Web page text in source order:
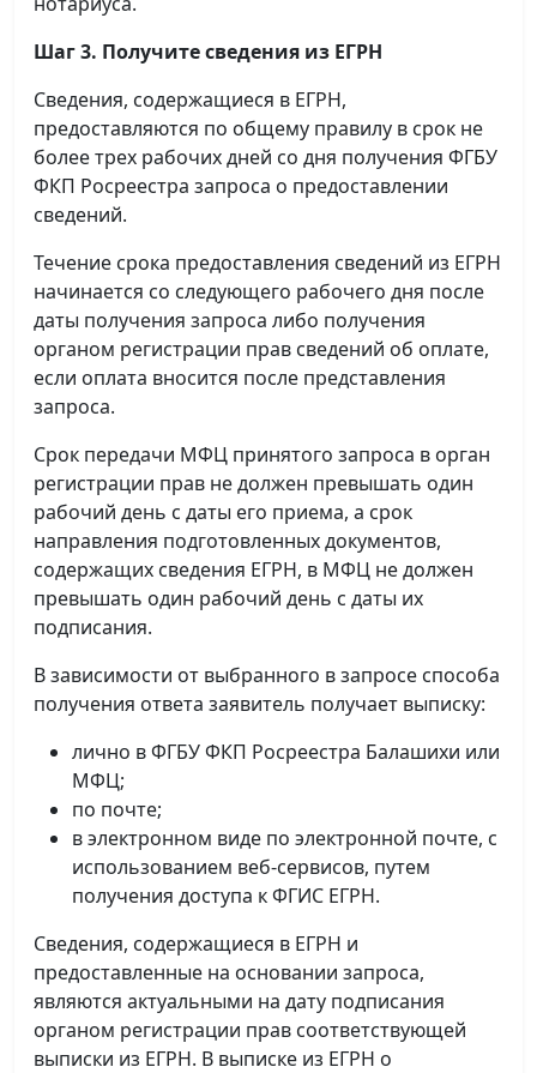
Шаг 3. Получите сведения из ЕГРН
Сведения, содержащиеся в ЕГРН,
предоставляются по общему правилу в срок не
более трех рабочих дней со дня получения ФГБУ
ФКП Росреестра запроса о предоставлении
сведений.
Течение срока предоставления сведений из ЕГРН
начинается со следующего рабочего дня после
даты получения запроса либо получения
органом регистрации прав сведений об оплате,
если оплата вносится после представления
запроса.
Срок передачи МФЦ принятого запроса в орган
регистрации прав не должен превышать один
рабочий день с даты его приема, а срок
направления подготовленных документов,
содержащих сведения ЕГРН, в МФЦ не должен
превышать один рабочий день с даты их
подписания.
В зависимости от выбранного в запросе способа
получения ответа заявитель получает выписку:
лично в ФГБУ ФКП Росреестра Балашихи или
МФЦ;
по почте;
в электронном виде по электронной почте, с
использованием веб-сервисов, путем
получения доступа к ФГИС ЕГРН.
Сведения, содержащиеся в ЕГРН и
предоставленные на основании запроса,
являются актуальными на дату подписания
органом регистрации прав соответствующей
выписки из ЕГРН. В выписке из ЕГРН о